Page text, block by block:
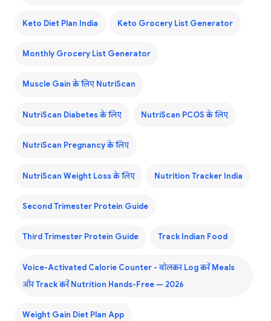
Keto Diet Plan India Keto Grocery List Generator
Monthly Grocery List Generator
Muscle Gain के लिए NutriScan
NutriScan Diabetes के लिए NutriScan PCOS के लिए
NutriScan Pregnancy के लिए
NutriScan Weight Loss के लिए Nutrition Tracker India
Second Trimester Protein Guide
Third Trimester Protein Guide Track Indian Food
Voice-Activated Calorie Counter - बोलकर Log करें Meals
और Track करें Nutrition Hands-Free — 2026
Weight Gain Diet Plan App